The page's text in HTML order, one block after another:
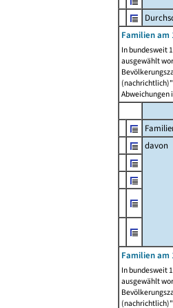
Familien am
In bundesweit
ausgewählt
Abweichungen
davon
Familien am
In bundesweit
ausgewählt